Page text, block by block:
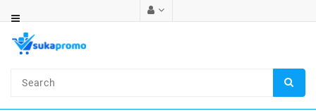
Category